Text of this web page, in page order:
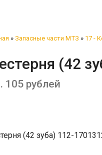
» Запасные части МТЗ » 17 -
(42
105 рублей
(42 зуба) 112-